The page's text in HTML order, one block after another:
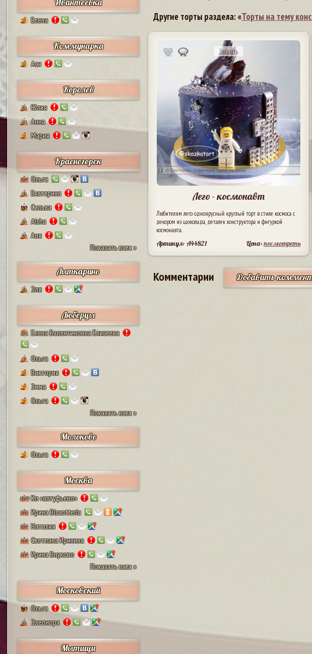
9 Елена
Коммунарка
8 Ася
Королев
38 Юлия
24 Анна
5 Мария
Красногорск
207 Ольга
43 Екатерина
64 Сильва
29 Aisha
19
Аня
Показать всех »
Лыткарино
23 Эля
Люберцы
101 Елена Валентиновна Елисеева
47 Ольга
8 Виктория
7 Эмма
9
Ольга
Показать всех »
Молоково
1 Ольга
Москва
4579 Кп «алтуфьево»
378 Ирина Biscotteria
307 Наталия
222 Светлана Иринина
297 Ирина Внуково
Показать всех »
Московский
74 Ольга
28 Элеонора
Мытищи
Другие торты раздела: «Торты на тему
Заказать
Лего - космонавт
Любителям лего одноярусный круглый торт в стиле космоса с
декором из шоколада, деталек конструктора и фигуркой
космонавта.
Артикул: A44821 Цена:посмотреть
Комментарии Добавить